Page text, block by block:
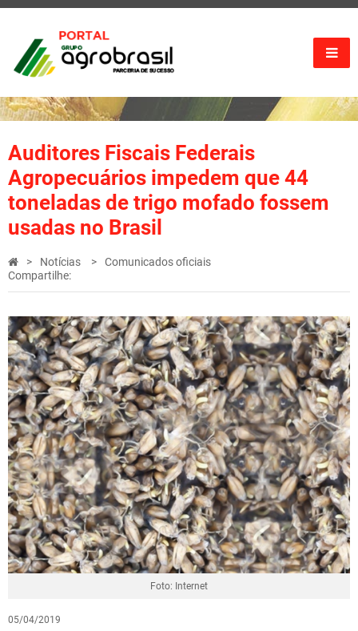
Auditores Fiscais Federais
Agropecuários impedem que 44
toneladas de trigo mofado fossem
usadas no Brasil
Notícias
Comunicados oficiais
Compartilhe:
Foto: Internet
05/04/2019